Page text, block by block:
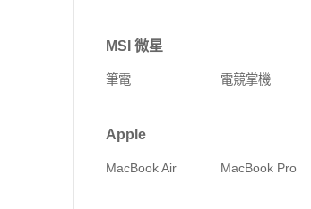
MSI 微星
筆電 電競掌機
Apple
MacBook Air MacBook Pro